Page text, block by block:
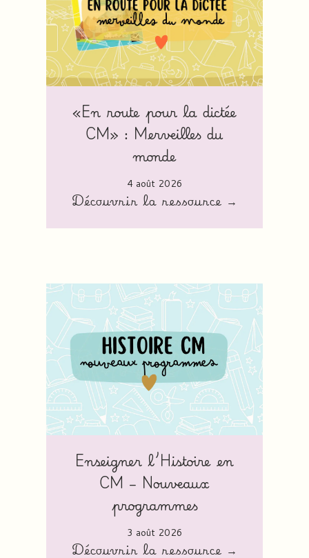
«En route pour la dictée
CM» : Merveilles du
monde
4 août 2026
Découvrir la ressource →
Enseigner l’Histoire en
CM – Nouveaux
programmes
3 août 2026
Découvrir la ressource →